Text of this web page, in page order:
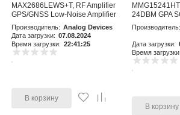
MAX2686LEWS+T, RF Amplifier
GPS/GNSS Low-Noise Amplifier
with Integr
Производитель: Analog Devices
Дата загрузки: 07.08.2024
Время загрузки: 22:41:25
В корзину
24DBM GPA
Производитель:
Дата загрузки:
Время загрузки:
В корзину